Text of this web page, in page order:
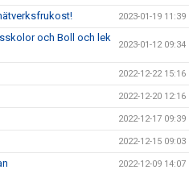
2023-01-19 11:39
och Boll och lek
2023-01-12 09:34
2022-12-22 15:16
2022-12-20 12:16
2022-12-17 09:39
2022-12-15 09:03
2022-12-09 14:07